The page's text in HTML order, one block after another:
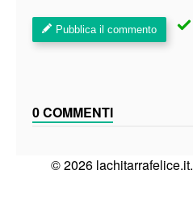
Pubblica il commento
0 COMMENTI
© 2026 lachitarrafelice.it.